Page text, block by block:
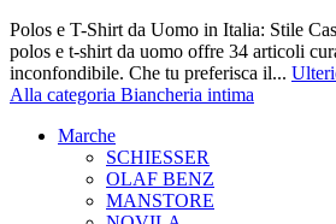
Polos e T-Shirt da Uomo in Italia: Stile
polos e t-shirt da uomo offre 34 articoli
inconfondibile. Che tu preferisca il...
Alla categoria Biancheria intima
Marche
SCHIESSER
OLAF BENZ
MANSTORE